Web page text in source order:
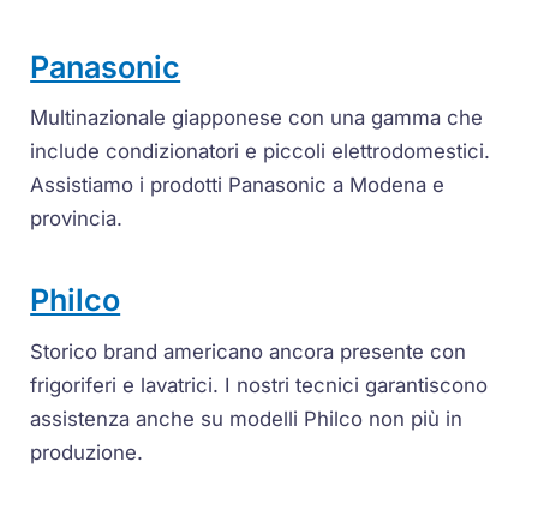
Panasonic
Multinazionale giapponese con una gamma che
include condizionatori e piccoli elettrodomestici.
Assistiamo i prodotti Panasonic a Modena e
provincia.
Philco
Storico brand americano ancora presente con
frigoriferi e lavatrici. I nostri tecnici garantiscono
assistenza anche su modelli Philco non più in
produzione.